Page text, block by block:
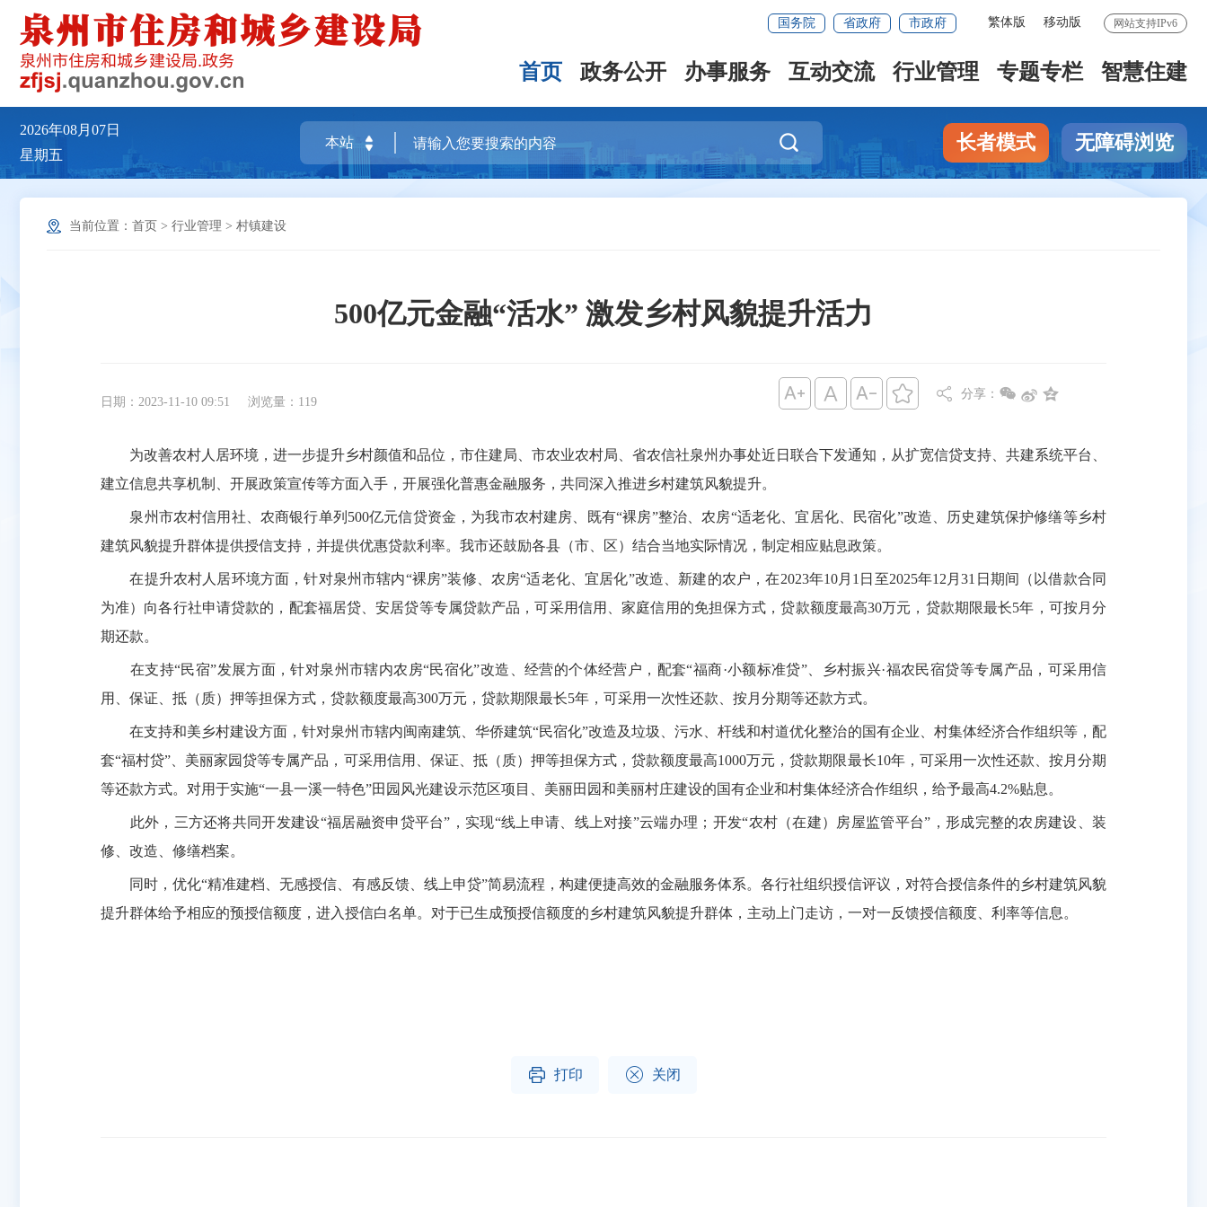
网站支持IPv6
繁体版 移动版
国务院 省政府 市政府
首页 政务公开 办事服务 互动交流 行业管理 专题专栏 智慧住建
2026年08月07日
星期五
 长者模式 无障碍浏览
当前位置： 首页 > 行业管理 > 村镇建设
500亿元金融“活水” 激发乡村风貌提升活力
日期：2023-11-10 09:51 浏览量： 119      分享：   
为改善农村人居环境，进一步提升乡村颜值和品位，市住建局、市农业农村局、省农信社泉州办事处近日联合下发通知，从扩宽信贷支持、共建系统平台、
建立信息共享机制、开展政策宣传等方面入手，开展强化普惠金融服务，共同深入推进乡村建筑风貌提升。
泉州市农村信用社、农商银行单列500亿元信贷资金，为我市农村建房、既有“裸房”整治、农房“适老化、宜居化、民宿化”改造、历史建筑保护修缮等乡村
建筑风貌提升群体提供授信支持，并提供优惠贷款利率。我市还鼓励各县（市、区）结合当地实际情况，制定相应贴息政策。
在提升农村人居环境方面，针对泉州市辖内“裸房”装修、农房“适老化、宜居化”改造、新建的农户，在2023年10月1日至2025年12月31日期间（以借款合同
为准）向各行社申请贷款的，配套福居贷、安居贷等专属贷款产品，可采用信用、家庭信用的免担保方式，贷款额度最高30万元，贷款期限最长5年，可按月分
期还款。
在支持“民宿”发展方面，针对泉州市辖内农房“民宿化”改造、经营的个体经营户，配套“福商·小额标准贷”、乡村振兴·福农民宿贷等专属产品，可采用信
用、保证、抵（质）押等担保方式，贷款额度最高300万元，贷款期限最长5年，可采用一次性还款、按月分期等还款方式。
在支持和美乡村建设方面，针对泉州市辖内闽南建筑、华侨建筑“民宿化”改造及垃圾、污水、杆线和村道优化整治的国有企业、村集体经济合作组织等，配
套“福村贷”、美丽家园贷等专属产品，可采用信用、保证、抵（质）押等担保方式，贷款额度最高1000万元，贷款期限最长10年，可采用一次性还款、按月分期
等还款方式。对用于实施“一县一溪一特色”田园风光建设示范区项目、美丽田园和美丽村庄建设的国有企业和村集体经济合作组织，给予最高4.2%贴息。
此外，三方还将共同开发建设“福居融资申贷平台”，实现“线上申请、线上对接”云端办理；开发“农村（在建）房屋监管平台”，形成完整的农房建设、装
修、改造、修缮档案。
同时，优化“精准建档、无感授信、有感反馈、线上申贷”简易流程，构建便捷高效的金融服务体系。各行社组织授信评议，对符合授信条件的乡村建筑风貌
提升群体给予相应的预授信额度，进入授信白名单。对于已生成预授信额度的乡村建筑风貌提升群体，主动上门走访，一对一反馈授信额度、利率等信息。
 打印  关闭